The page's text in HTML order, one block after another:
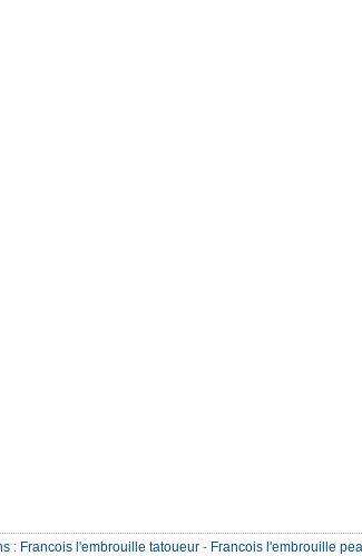
: Francois l'embrouille tatoueur - Francois l'embrouille